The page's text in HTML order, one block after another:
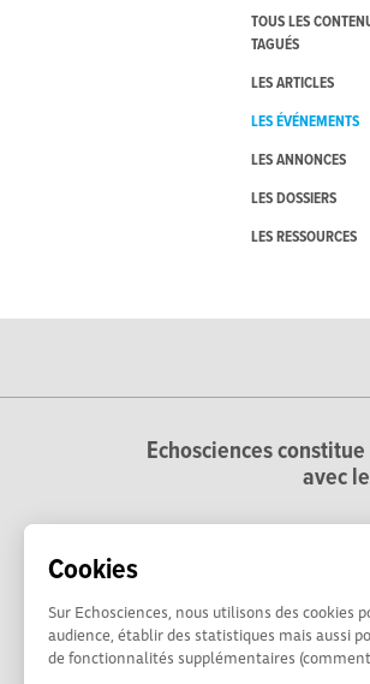
Cookies
Sur Echosciences, nous utilisons des cookies
audience, établir des statistiques mais aussi
de fonctionnalités supplémentaires
TOUS LES
TAGUÉS
LES ARTICLES
LES ÉVÉNEMENTS
LES ANNONCES
LES DOSSIERS
LES RESSOURCES
Echosciences
avec